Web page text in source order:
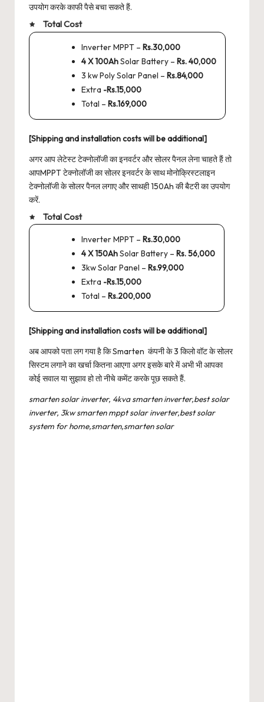
उपयोग करके काफी पैसे बचा सकते हैं.
Total Cost
Inverter MPPT – Rs.30,000
4 X 100AhSolar Battery – Rs. 40,000
3 kw Poly Solar Panel – Rs.84,000
Extra -Rs.15,000
Total – Rs.169,000
[Shipping and installation costs will be additional]
अगर आप लेटेस्ट टेक्नोलॉजी का इनवर्टर और सोलर पैनल लेना चाहते हैं तो
आपMPPT टेक्नोलॉजी का सोलर इनवर्टर के साथ मोनोक्रिस्टलाइन
टेक्नोलॉजी के सोलर पैनल लगाए और साथही 150Ah की बैटरी का उपयोग
करें.
Total Cost
Inverter MPPT – Rs.30,000
4 X 150AhSolar Battery – Rs. 56,000
3kw Solar Panel – Rs.99,000
Extra -Rs.15,000
Total – Rs.200,000
[Shipping and installation costs will be additional]
अब आपको पता लग गया है कि Smarten कंपनी के 3 किलो वॉट के सोलर
सिस्टम लगाने का खर्चा कितना आएगा अगर इसके बारे में अभी भी आपका
कोई सवाल या सुझाव हो तो नीचे कमेंट करके पूछ सकते हैं.
smarten solar inverter, 4kva smarten inverter,best solar
inverter, 3kw smarten mppt solar inverter,best solar
system for home,smarten,smarten solar